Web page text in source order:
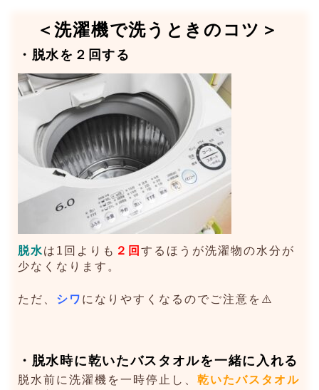
＜洗濯機で洗うときのコツ＞
・脱水を２回する
脱水は1回よりも ２回 するほうが洗濯物の水分が
少なくなります。
ただ、 シワ になりやすくなるのでご注意を⚠️
・脱水時に乾いたバスタオルを一緒に入れる
脱水前に洗濯機を一時停止し、 乾いたバスタオル